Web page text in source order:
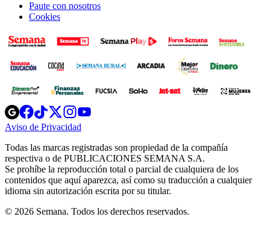
Paute con nosotros
Cookies
Opens
in
new
Opens
in
new
Opens
in
new
window
Opens
new
windowwindow
Aviso de Privacidad
new
window
Todas las marcas registradas son propiedad de la compañía
respectiva o de PUBLICACIONES SEMANA S.A.
Se prohíbe la reproducción total o parcial de cualquiera de los
contenidos que aquí aparezca, así como su traducción a cualquier
idioma sin autorización escrita por su titular.
© 2026 Semana. Todos los derechos reservados.